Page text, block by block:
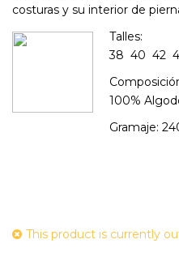
costuras y su interior de
Talles:
38 40 42
100%
Gramaje:
This product is currently